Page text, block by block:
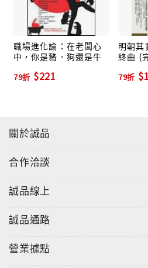
職場進化論：在老闆心
中，你是豬．狗還是牛
79折 $221
明朝其
終曲 (
79折
關於誠品
合作洽談
誠品線上
誠品通路
營業據點